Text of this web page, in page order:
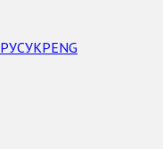
РУСУКРENG